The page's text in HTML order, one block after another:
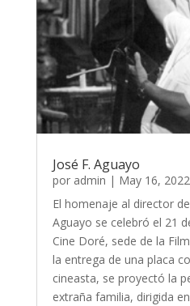
José F. Aguayo
por admin | May 16, 2022
El homenaje al director
Aguayo se celebró el 21
Cine Doré, sede de la
la entrega de una placa
cineasta, se proyectó la
extraña familia, dirigida